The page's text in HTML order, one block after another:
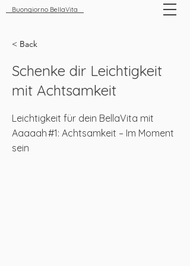
Buongiorno BellaVita
< Back
Schenke dir Leichtigkeit
mit Achtsamkeit
Leichtigkeit für dein BellaVita mit
Aaaaah #1: Achtsamkeit – Im Moment
sein